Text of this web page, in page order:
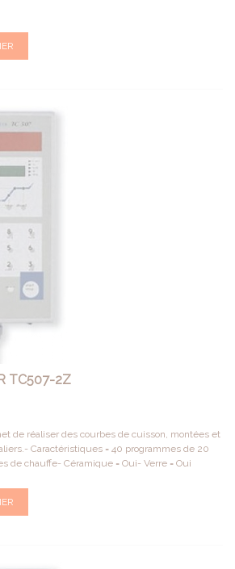
TC507-2Z
de réaliser des courbes de cuisson, montées et
Caractéristiques = 40 programmes de 20
de chauffe- Céramique = Oui- Verre = Oui